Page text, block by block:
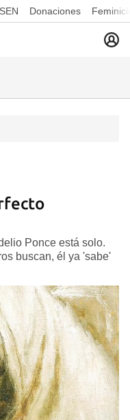
Donaciones
Ponce está solo.
buscan, él ya 'sabe'